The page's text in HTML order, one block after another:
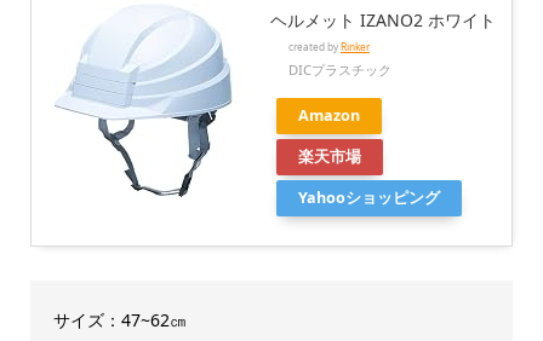
ヘルメット IZANO2 ホワイト
created byRinker
DICプラスチック
Amazon
楽天市場
Yahooショッピング
サイズ：47~62㎝